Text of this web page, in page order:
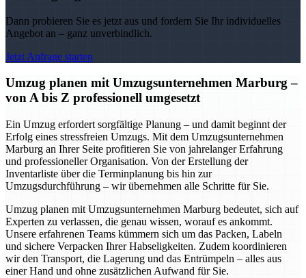
Dann probieren Sie es jetzt aus und fordern Sie Ihr individuelles
Angebot an – ganz unverbindlich.
Jetzt Anfrage starten
Umzug planen mit Umzugsunternehmen Marburg –
von A bis Z professionell umgesetzt
Ein Umzug erfordert sorgfältige Planung – und damit beginnt der
Erfolg eines stressfreien Umzugs. Mit dem Umzugsunternehmen
Marburg an Ihrer Seite profitieren Sie von jahrelanger Erfahrung
und professioneller Organisation. Von der Erstellung der
Inventarliste über die Terminplanung bis hin zur
Umzugsdurchführung – wir übernehmen alle Schritte für Sie.
Umzug planen mit Umzugsunternehmen Marburg bedeutet, sich auf
Experten zu verlassen, die genau wissen, worauf es ankommt.
Unsere erfahrenen Teams kümmern sich um das Packen, Labeln
und sichere Verpacken Ihrer Habseligkeiten. Zudem koordinieren
wir den Transport, die Lagerung und das Entrümpeln – alles aus
einer Hand und ohne zusätzlichen Aufwand für Sie.